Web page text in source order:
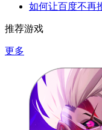
如何让百度不再
推荐游戏
更多